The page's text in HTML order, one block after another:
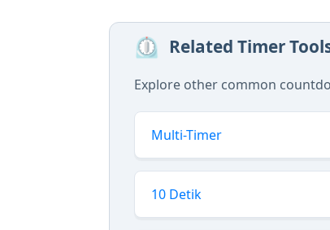
⏲️ Related Timer
Explore other common
Multi-Timer
10 Detik